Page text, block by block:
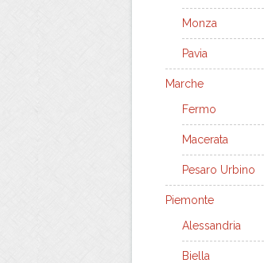
Monza
Pavia
Marche
Fermo
Macerata
Pesaro Urbino
Piemonte
Alessandria
Biella